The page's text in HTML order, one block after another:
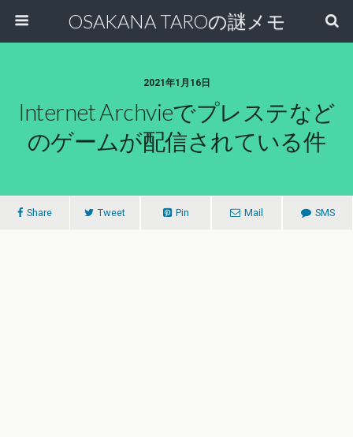
OSAKANA TAROの謎メモ
2021年1月16日
Internet Archvieでプレステなど
のゲームが配信されている件
Share Tweet Pin Mail SMS